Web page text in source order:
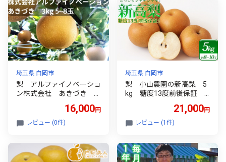
埼玉県 白岡市
梨 アルファイノベーショ
ン株式会社 あきづき 3
kg 5~8玉 | なし ナシ 秋月
白岡の梨 白岡美人 埼玉県
白岡市
16,000円
レビュー (0件)
埼玉県 白岡市
梨 小山農園の新高梨 5
kg 糖度13度前後保証 |
なし ナシ 新高 にいたか 白
岡の梨 白岡美人 埼玉県 白
岡市
21,000円
レビュー (1件)